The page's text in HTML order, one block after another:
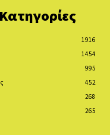
1916
1454
995
452
268
265